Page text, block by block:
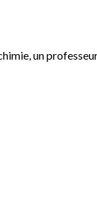
un